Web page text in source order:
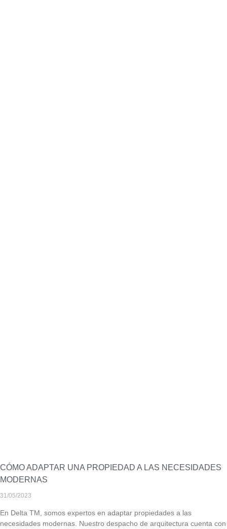
CÓMO ADAPTAR UNA PROPIEDAD A LAS NECESIDADES
MODERNAS
31/05/2023
En Delta TM, somos expertos en adaptar propiedades a las
necesidades modernas. Nuestro despacho de arquitectura cuenta con